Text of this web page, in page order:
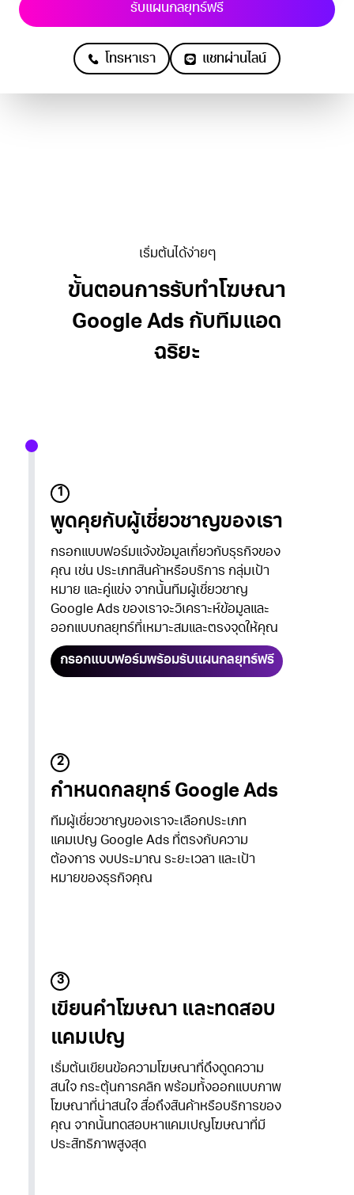
รับแผนกลยุทธ์ฟรี
โทรหาเรา แชทผ่านไลน์
เริ่มต้นได้ง่ายๆ
ขั้นตอนการรับทําโฆษณา
Google Ads กับทีมแอด
ฉริยะ
1
พูดคุยกับผู้เชี่ยวชาญของเรา
กรอกแบบฟอร์มแจ้งข้อมูลเกี่ยวกับธุรกิจของ
คุณ เช่น ประเภทสินค้าหรือบริการ กลุ่มเป้า
หมาย และคู่แข่ง จากนั้นทีมผู้เชี่ยวชาญ
Google Ads ของเราจะวิเคราะห์ข้อมูลและ
ออกแบบกลยุทธ์ที่เหมาะสมและตรงจุดให้คุณ
กรอกแบบฟอร์มพร้อมรับแผนกลยุทธ์ฟรี
2
กำหนดกลยุทธ์ Google Ads
ทีมผู้เชี่ยวชาญของเราจะเลือกประเภท
แคมเปญ Google Ads ที่ตรงกับความ
ต้องการ งบประมาณ ระยะเวลา และเป้า
หมายของธุรกิจคุณ
3
เขียนคำโฆษณา และทดสอบ
แคมเปญ
เริ่มต้นเขียนข้อความโฆษณาที่ดึงดูดความ
สนใจ กระตุ้นการคลิก พร้อมทั้งออกแบบภาพ
โฆษณาที่น่าสนใจ สื่อถึงสินค้าหรือบริการของ
คุณ จากนั้นทดสอบหาแคมเปญโฆษณาที่มี
ประสิทธิภาพสูงสุด